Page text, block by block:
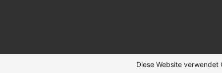
Diese Website verwendet